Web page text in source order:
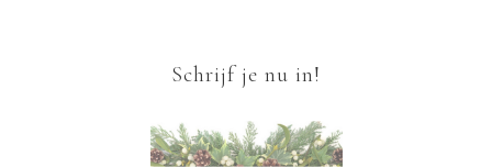
Schrijf je nu in!